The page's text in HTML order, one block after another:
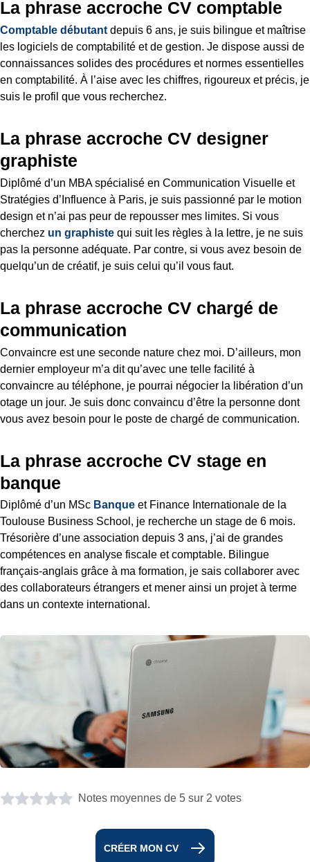
La phrase accroche CV comptable
Comptable débutant depuis 6 ans, je suis bilingue et maîtrise
les logiciels de comptabilité et de gestion. Je dispose aussi de
connaissances solides des procédures et normes essentielles
en comptabilité. À l’aise avec les chiffres, rigoureux et précis, je
suis le profil que vous recherchez.
La phrase accroche CV designer
graphiste
Diplômé d’un MBA spécialisé en Communication Visuelle et
Stratégies d’Influence à Paris, je suis passionné par le motion
design et n’ai pas peur de repousser mes limites. Si vous
cherchez un graphiste qui suit les règles à la lettre, je ne suis
pas la personne adéquate. Par contre, si vous avez besoin de
quelqu’un de créatif, je suis celui qu’il vous faut.
La phrase accroche CV chargé de
communication
Convaincre est une seconde nature chez moi. D’ailleurs, mon
dernier employeur m’a dit qu’avec une telle facilité à
convaincre au téléphone, je pourrai négocier la libération d’un
otage un jour. Je suis donc convaincu d’être la personne dont
vous avez besoin pour le poste de chargé de communication.
La phrase accroche CV stage en
banque
Diplômé d’un MSc Banque et Finance Internationale de la
Toulouse Business School, je recherche un stage de 6 mois.
Trésorière d’une association depuis 3 ans, j’ai de grandes
compétences en analyse fiscale et comptable. Bilingue
français-anglais grâce à ma formation, je sais collaborer avec
des collaborateurs étrangers et mener ainsi un projet à terme
dans un contexte international.
Notes moyennes de 5 sur 2 votes
CRÉER MON CV